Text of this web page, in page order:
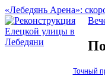
«Лебедянь Арена»:
Точный